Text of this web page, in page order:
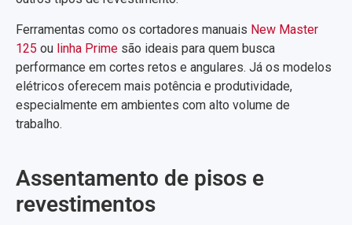
Ferramentas como os cortadores manuais New Master
125 ou linha Prime são ideais para quem busca
performance em cortes retos e angulares. Já os modelos
elétricos oferecem mais potência e produtividade,
especialmente em ambientes com alto volume de
trabalho.
Assentamento de pisos e
revestimentos